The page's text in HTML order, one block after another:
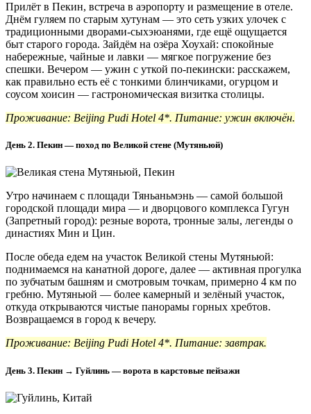
Прилёт в Пекин, встреча в аэропорту и размещение в отеле.
Днём гуляем по старым хутунам — это сеть узких улочек с
традиционными дворами-сыхэюанями, где ещё ощущается
быт старого города. Зайдём на озёра Хоухай: спокойные
набережные, чайные и лавки — мягкое погружение без
спешки. Вечером — ужин с уткой по-пекински: расскажем,
как правильно есть её с тонкими блинчиками, огурцом и
соусом хоисин — гастрономическая визитка столицы.
Проживание: Beijing Pudi Hotel 4*. Питание: ужин включён.
День 2. Пекин — поход по Великой стене (Мутяньюй)
Утро начинаем с площади Тяньаньмэнь — самой большой
городской площади мира — и дворцового комплекса Гугун
(Запретный город): резные ворота, тронные залы, легенды о
династиях Мин и Цин.
После обеда едем на участок Великой стены Мутяньюй:
поднимаемся на канатной дороге, далее — активная прогулка
по зубчатым башням и смотровым точкам, примерно 4 км по
гребню. Мутяньюй — более камерный и зелёный участок,
откуда открываются чистые панорамы горных хребтов.
Возвращаемся в город к вечеру.
Проживание: Beijing Pudi Hotel 4*. Питание: завтрак.
День 3. Пекин → Гуйлинь — ворота в карстовые пейзажи